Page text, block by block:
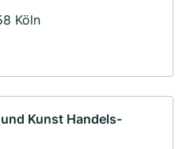
Köln
Kunst Handels-